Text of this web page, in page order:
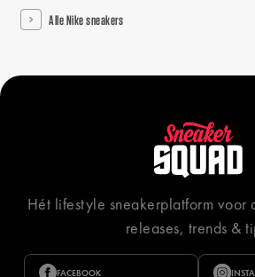
Alle Nike sneakers
Hét lifestyle sneakerplatform voor
releases, trends &
FACEBOOK